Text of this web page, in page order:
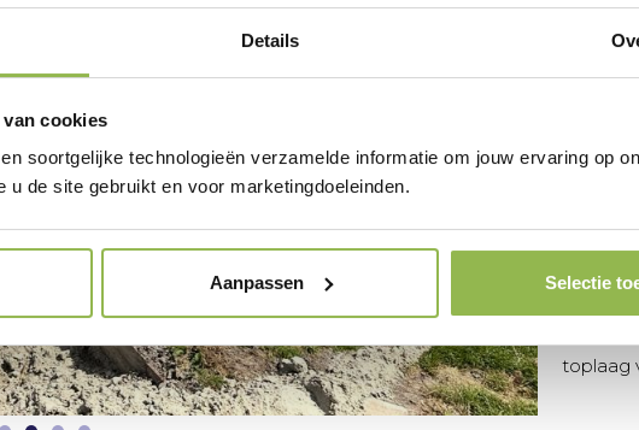
Details
cookies
soortgelijke technologieën verzamelde informatie om jouw ervaring op
u de site gebruikt en voor marketingdoeleinden.
Aanpassen Selectie
worden.
is
Antea
toplaag